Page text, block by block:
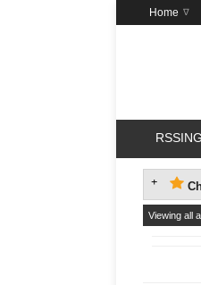
Home
Viewing all